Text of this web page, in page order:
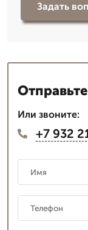
Задать
Или звоните:
+7 932